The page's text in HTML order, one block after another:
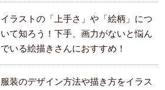
イラストの「上手さ」や「絵柄」につ
いて知ろう！下手、画力がないと悩ん
でいる絵描きさんにおすすめ！
服装のデザイン方法や描き方をイラス